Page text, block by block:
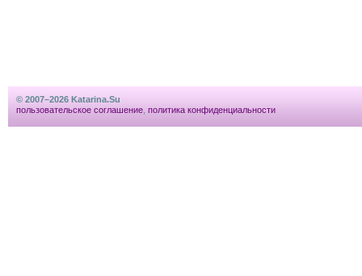
© 2007–2026 Katarina.Su
пользовательское соглашение политика конфиденциальности